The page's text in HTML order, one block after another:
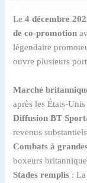
Le4 décembre
de co-promotion
légendaire
ouvre plusieurs
Marché
après les États-Unis
Diffusion BT
revenus substantiels
Combats à
boxeurs
Stades remplis :